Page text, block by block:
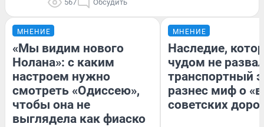
567 Обсудить
МНЕНИЕ
«Мы видим нового
Нолана»: с каким
настроем нужно
смотреть «Одиссею»,
чтобы она не
выглядела как фиаско
МНЕНИЕ
Наследие,
чудом не
транспортный
разнес миф о
советских